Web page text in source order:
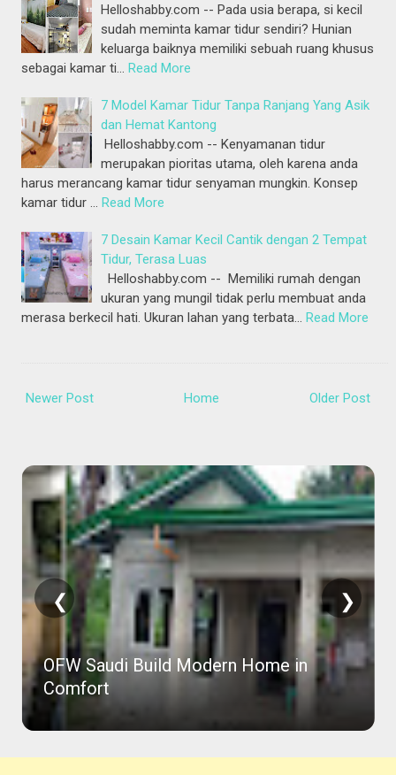
Helloshabby.com -- Pada usia berapa, si kecil
sudah meminta kamar tidur sendiri? Hunian
keluarga baiknya memiliki sebuah ruang khusus
sebagai kamar ti… Read More
7 Model Kamar Tidur Tanpa Ranjang Yang Asik
dan Hemat Kantong
Helloshabby.com -- Kenyamanan tidur
merupakan pioritas utama, oleh karena anda
harus merancang kamar tidur senyaman mungkin. Konsep
kamar tidur … Read More
7 Desain Kamar Kecil Cantik dengan 2 Tempat
Tidur, Terasa Luas
Helloshabby.com -- Memiliki rumah dengan
ukuran yang mungil tidak perlu membuat anda
merasa berkecil hati. Ukuran lahan yang terbata… Read More
Newer Post Older Post
Home
OFW Saudi Build Modern Home in
Comfort
❮ ❯